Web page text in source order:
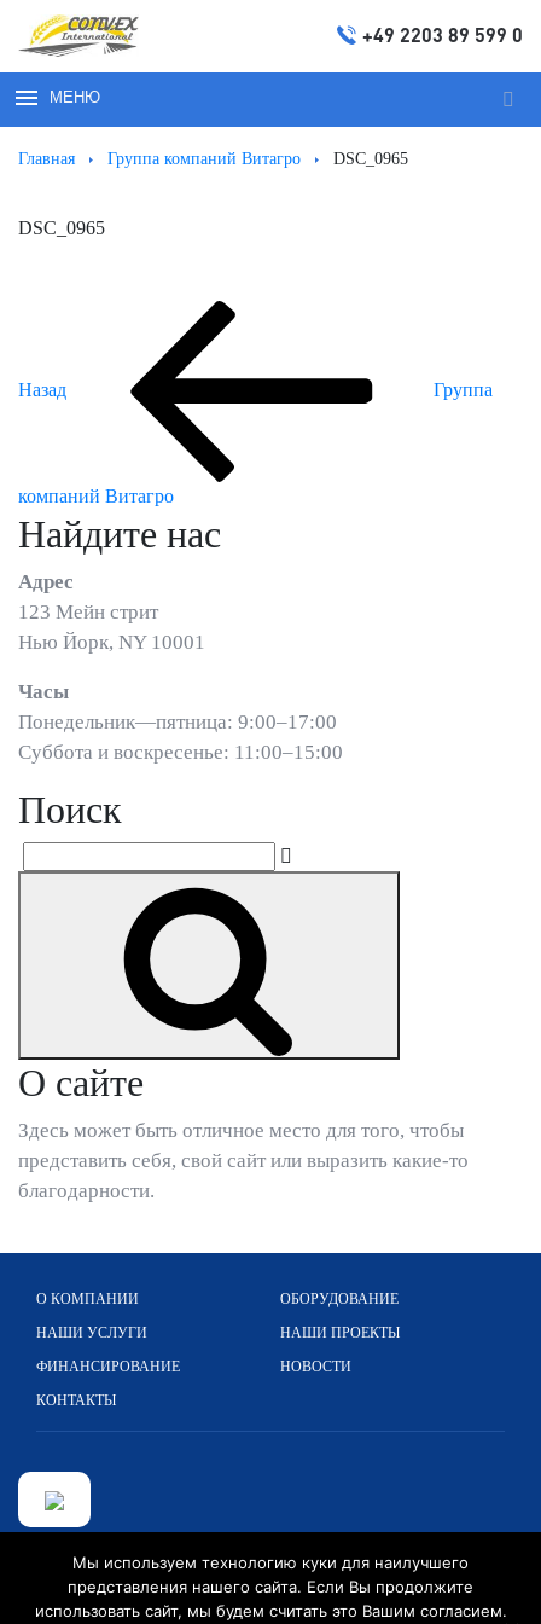
+49 2203 89 599 0
МЕНЮ
Главная Группа компаний Витагро DSC_0965
DSC_0965
Навигация
по
записям
Назад Группа
компаний Витагро
Найдите нас
Адрес
123 Мейн стрит
Нью Йорк, NY 10001
Часы
Понедельник—пятница: 9:00–17:00
Суббота и воскресенье: 11:00–15:00
Поиск
Искать:
О сайте
Здесь может быть отличное место для того, чтобы
представить себя, свой сайт или выразить какие-то
благодарности.
О КОМПАНИИ
НАШИ УСЛУГИ
ФИНАНСИРОВАНИЕ
КОНТАКТЫ
ОБОРУДОВАНИЕ
НАШИ ПРОЕКТЫ
НОВОСТИ
Кельнерштр. 265, 51149 Кельн, Германия
+49 2203 89 599 0
Мы используем технологию куки для наилучшего
представления нашего сайта. Если Вы продолжите
использовать сайт, мы будем считать это Вашим согласием.